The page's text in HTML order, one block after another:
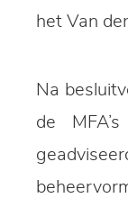
het Van
Na
de